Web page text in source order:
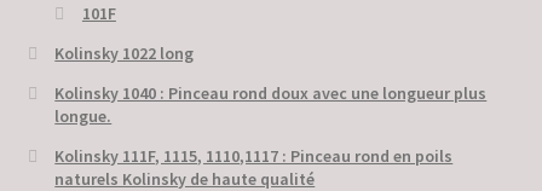
101F
Kolinsky 1022 long
Kolinsky 1040 : Pinceau rond doux avec une longueur plus
longue.
Kolinsky 111F, 1115, 1110,1117 : Pinceau rond en poils
naturels Kolinsky de haute qualité